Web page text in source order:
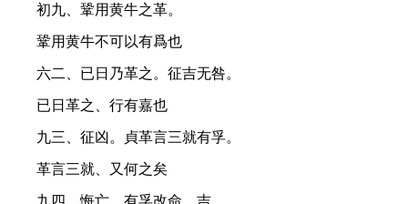
初九、鞏用黄牛之革。
鞏用黄牛不可以有爲也
六二、已日乃革之。征吉无咎。
已日革之、行有嘉也
九三、征凶。貞革言三就有孚。
革言三就、又何之矣
九四、悔亡。有孚改命。吉。